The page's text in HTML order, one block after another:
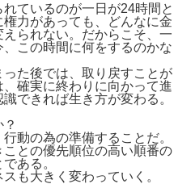
ているのが一日が24時間と
力があっても、どんなに金
られない。だからこそ、一
この時間に何をするのかな
た後では、取り戻すことが
確実に終わりに向かって進
できれば生き方が変わる。
動の為の準備することだ。
との優先順位の高い順番の
ある。
も大きく変わっていく。